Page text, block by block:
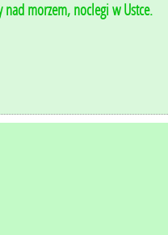
nad morzem, noclegi w Ustce.